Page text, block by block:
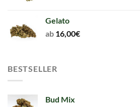
Gelato
ab 16,00€
BESTSELLER
Bud Mix